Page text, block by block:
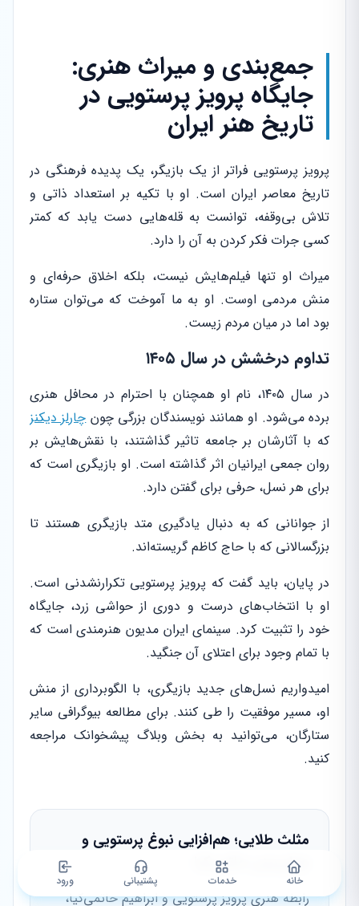
جمع‌بندی و میراث هنری:
جایگاه پرویز پرستویی در
تاریخ هنر ایران
پرویز پرستویی فراتر از یک بازیگر، یک پدیده فرهنگی در
تاریخ معاصر ایران است. او با تکیه بر استعداد ذاتی و
تلاش بی‌وقفه، توانست به قله‌هایی دست یابد که کمتر
کسی جرات فکر کردن به آن را دارد.
میراث او تنها فیلم‌هایش نیست، بلکه اخلاق حرفه‌ای و
منش مردمی اوست. او به ما آموخت که می‌توان ستاره
بود اما در میان مردم زیست.
تداوم درخشش در سال ۱۴۰۵
در سال ۱۴۰۵، نام او همچنان با احترام در محافل هنری
برده می‌شود. او همانند نویسندگان بزرگی چونچارلز دیکنز
که با آثارشان بر جامعه تاثیر گذاشتند، با نقش‌هایش بر
روان جمعی ایرانیان اثر گذاشته است. او بازیگری است که
برای هر نسل، حرفی برای گفتن دارد.
از جوانانی که به دنبال یادگیری متد بازیگری هستند تا
بزرگسالانی که با حاج کاظم گریسته‌اند.
در پایان، باید گفت که پرویز پرستویی تکرارنشدنی است.
او با انتخاب‌های درست و دوری از حواشی زرد، جایگاه
خود را تثبیت کرد. سینمای ایران مدیون هنرمندی است که
با تمام وجود برای اعتلای آن جنگید.
امیدواریم نسل‌های جدید بازیگری، با الگوبرداری از منش
او، مسیر موفقیت را طی کنند. برای مطالعه بیوگرافی سایر
ستارگان، می‌توانید به بخش وبلاگ پیشخوانک مراجعه
کنید.
مثلث طلایی؛ هم‌افزایی نبوغ پرستویی و
جهان‌بینی حاتمی‌کیا
رابطه هنری پرویز پرستویی و ابراهیم حاتمی‌کیا،
خانه خدمات پشتیبانی ورود